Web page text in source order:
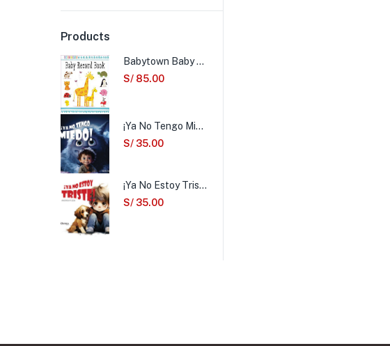
Products
Babytown Baby Record Book
S/ 85.00
¡Ya No Tengo Miedo!
S/ 35.00
¡Ya No Estoy Triste!
S/ 35.00